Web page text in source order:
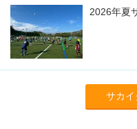
2026年夏
サカ